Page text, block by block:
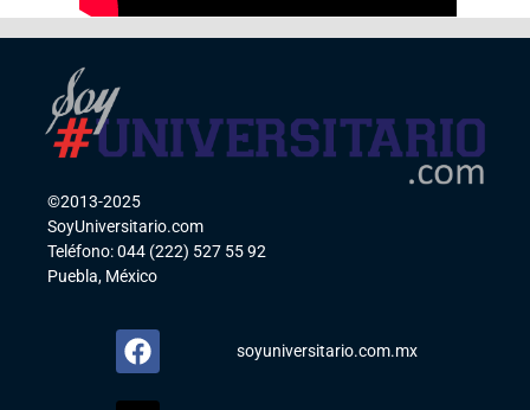
©2013-2025
SoyUniversitario.com
Teléfono: 044 (222) 527 55 92
Puebla, México
soyuniversitario.com.mx